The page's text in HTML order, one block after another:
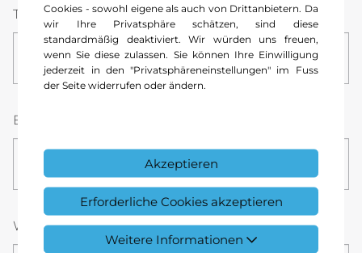
Cookies - sowohl eigene als auch von Drittanbietern. Da
wir Ihre Privatsphäre schätzen, sind diese
standardmäßig deaktiviert. Wir würden uns freuen,
wenn Sie diese zulassen. Sie können Ihre Einwilligung
jederzeit in den "Privatsphäreneinstellungen" im Fuss
der Seite widerrufen oder ändern.
Akzeptieren
Erforderliche Cookies akzeptieren
Weitere Informationen
Telefonnummer *
E-Mail *
Wunsch-Datum * Stunde Minute